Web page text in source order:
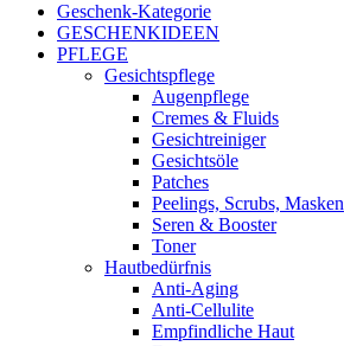
Geschenk-Kategorie
GESCHENKIDEEN
PFLEGE
Gesichtspflege
Augenpflege
Cremes & Fluids
Gesichtreiniger
Gesichtsöle
Patches
Peelings, Scrubs, Masken
Seren & Booster
Toner
Hautbedürfnis
Anti-Aging
Anti-Cellulite
Empfindliche Haut